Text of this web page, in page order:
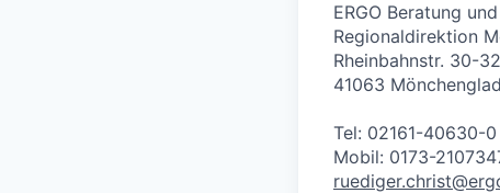
ERGO Beratung
Regionaldirektion
Rheinbahnstr. 30-32
41063
Tel: 02161-40630-0
Mobil: 0173-